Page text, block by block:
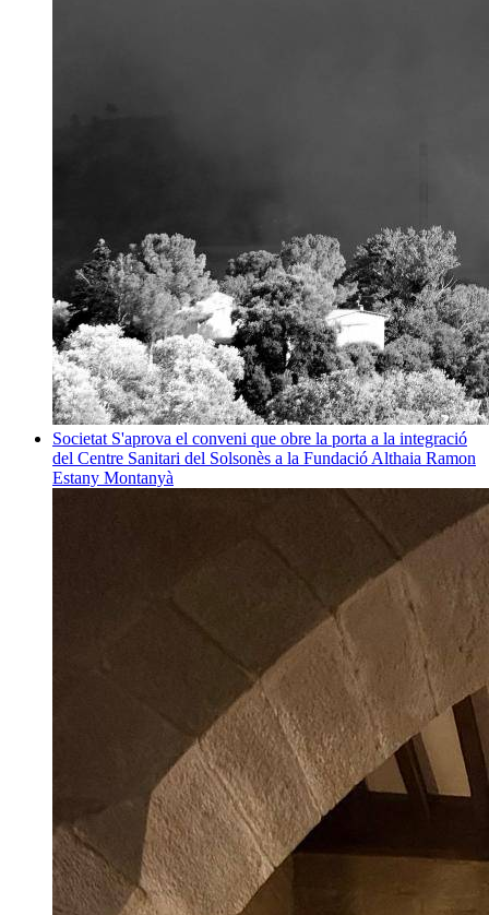
Societat S'aprova el conveni que obre la porta a la integració
del Centre Sanitari del Solsonès a la Fundació Althaia Ramon
Estany Montanyà